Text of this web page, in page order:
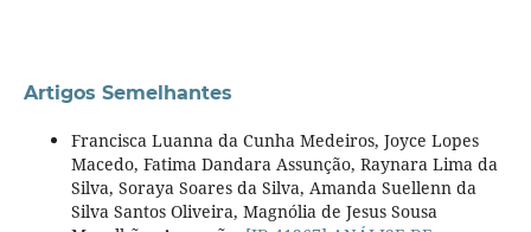
Artigos Semelhantes
Francisca Luanna da Cunha Medeiros, Joyce Lopes
Macedo, Fatima Dandara Assunção, Raynara Lima da
Silva, Soraya Soares da Silva, Amanda Suellenn da
Silva Santos Oliveira, Magnólia de Jesus Sousa